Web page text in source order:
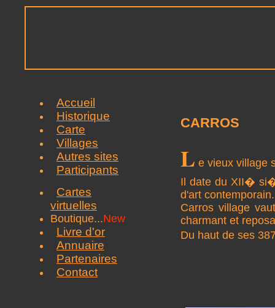
Accueil
Historique
Carte
Villages
Autres sites
Participants
Cartes
virtuelles
Boutique...New
Livre d'or
Annuaire
Partenaires
Contact
CARROS
L e vieux village
Il date du XII�
d'art contemporain.
Carros village
charmant et
Du haut de ses